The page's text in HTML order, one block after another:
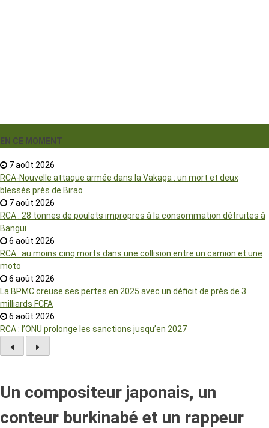
EN CE MOMENT
7 août 2026
RCA-Nouvelle attaque armée dans la Vakaga : un mort et deux
blessés près de Birao
7 août 2026
RCA : 28 tonnes de poulets impropres à la consommation détruites à
Bangui
6 août 2026
RCA : au moins cinq morts dans une collision entre un camion et une
moto
6 août 2026
La BPMC creuse ses pertes en 2025 avec un déficit de près de 3
milliards FCFA
6 août 2026
RCA : l’ONU prolonge les sanctions jusqu’en 2027
Un compositeur japonais, un
conteur burkinabé et un rappeur